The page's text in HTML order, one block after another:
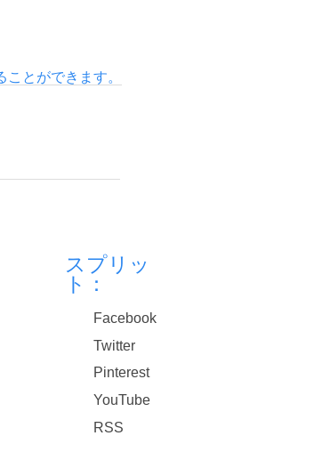
とができます。
スプリッ
ト：
Facebook
Twitter
Pinterest
YouTube
RSS